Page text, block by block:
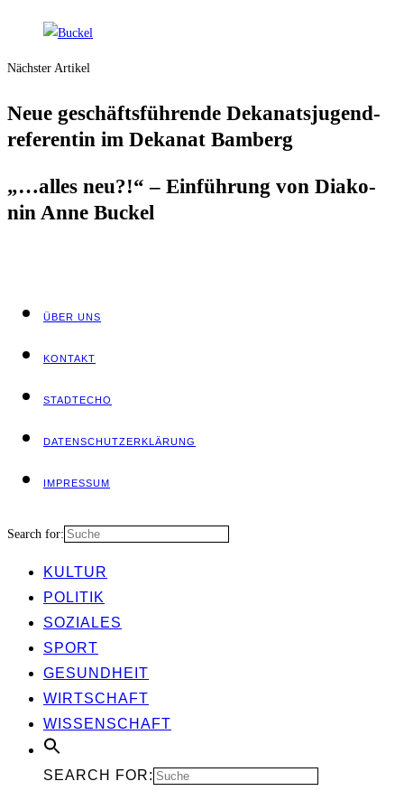
Nächster Artikel
Neue geschäfts­füh­ren­de Deka­nats­ju­gend­
re­fe­ren­tin im Deka­nat Bamberg
„…alles neu?!“ – Ein­füh­rung von Dia­ko­
nin Anne Buckel
ÜBER UNS
KON­TAKT
STADT­ECHO
DATEN­SCHUTZ­ER­KLÄ­RUNG
IMPRES­SUM
Search for:
KUL­TUR
POLI­TIK
SOZIA­LES
SPORT
GESUND­HEIT
WIRT­SCHAFT
WIS­SEN­SCHAFT
SEARCH FOR: